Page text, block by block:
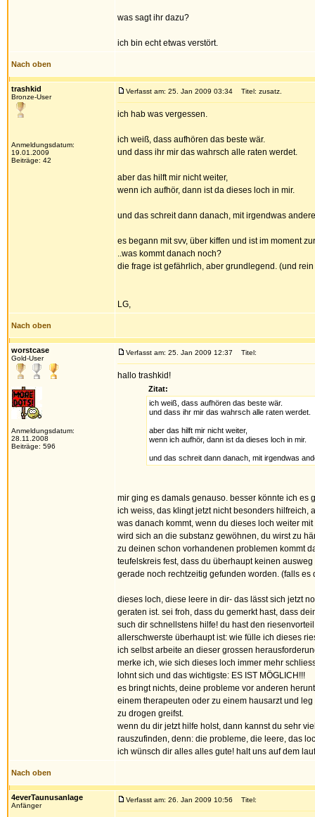
was sagt ihr dazu?
ich bin echt etwas verstört.
Nach oben
trashkid
Bronze-User
Anmeldungsdatum:
19.01.2009
Beiträge: 42
Verfasst am: 25. Jan 2009 03:34 Titel: zusatz.
ich hab was vergessen.
ich weiß, dass aufhören das beste wär.
und dass ihr mir das wahrsch alle raten werdet.
aber das hilft mir nicht weiter,
wenn ich aufhör, dann ist da dieses loch in mir.
und das schreit dann danach, mit irgendwas
es begann mit svv, über kiffen und ist im moment
..was kommt danach noch?
die frage ist gefährlich, aber grundlegend. (und
LG,
Nach oben
worstcase
Gold-User
Anmeldungsdatum:
28.11.2008
Beiträge: 596
Verfasst am: 25. Jan 2009 12:37 Titel:
hallo trashkid!
Zitat:
ich weiß, dass aufhören das beste wär.
und dass ihr mir das wahrsch alle raten werdet.
aber das hilft mir nicht weiter,
wenn ich aufhör, dann ist da dieses loch in mir.
und das schreit dann danach, mit irgendwas
mir ging es damals genauso. besser könnte ich es
ich weiss, das klingt jetzt nicht besonders
was danach kommt, wenn du dieses loch weiter
wird sich an die substanz gewöhnen, du wirst zu
zu deinen schon vorhandenen problemen kommt
teufelskreis fest, dass du überhaupt keinen
gerade noch rechtzeitig gefunden worden. (falls
dieses loch, diese leere in dir- das lässt sich jetzt
geraten ist. sei froh, dass du gemerkt hast, dass
such dir schnellstens hilfe! du hast den
allerschwerste überhaupt ist: wie fülle ich dieses
ich selbst arbeite an dieser grossen
merke ich, wie sich dieses loch immer mehr
lohnt sich und das wichtigste: ES IST MÖGLICH!!!
es bringt nichts, deine probleme vor anderen
einem therapeuten oder zu einem hausarzt und
zu drogen greifst.
wenn du dir jetzt hilfe holst, dann kannst du sehr
rauszufinden, denn: die probleme, die leere, das
ich wünsch dir alles alles gute! halt uns auf dem
Nach oben
4everTaunusanlage
Anfänger
Verfasst am: 26. Jan 2009 10:56 Titel: